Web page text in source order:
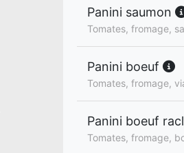
Panini saumon
Tomates, fromage,
Panini boeuf
Tomates, fromage,
Panini boeuf
Tomates, fromage,